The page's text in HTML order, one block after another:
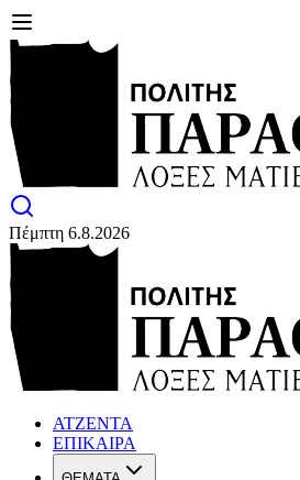
Πέμπτη 6.8.2026
ΑΤΖΕΝΤΑ
ΕΠΙΚΑΙΡΑ